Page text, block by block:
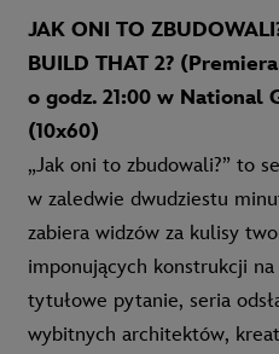
JAK ONI TO
BUILD THAT 2? (
o godz. 21:00 w National
(10x60)
„Jak oni to zbudowali?” to
w zaledwie dwudziestu
zabiera widzów za kulisy
imponujących konstrukcji
tytułowe pytanie, seria
wybitnych architektów,